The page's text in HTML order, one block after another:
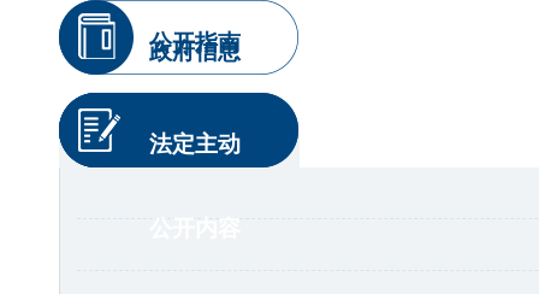
公开指南
政府信息
公开制度
法定主动